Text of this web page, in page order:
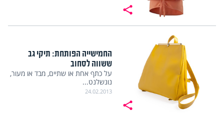
החמישייה הפותחת: תיקי גב
ששווה לסחוב
על כתף אחת או שתיים, מבד או מעור,
נונשלנט...
24.02.2013